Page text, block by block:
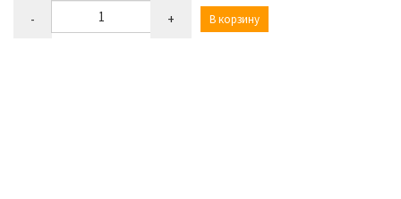
-
+ В корзину